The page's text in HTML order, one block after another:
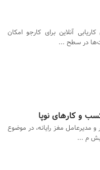
آنلاین برای کارجو امکان
در سطح ...
و کارهای نوپا
و مدیرعامل مغز رایانه، در موضوع
م ...